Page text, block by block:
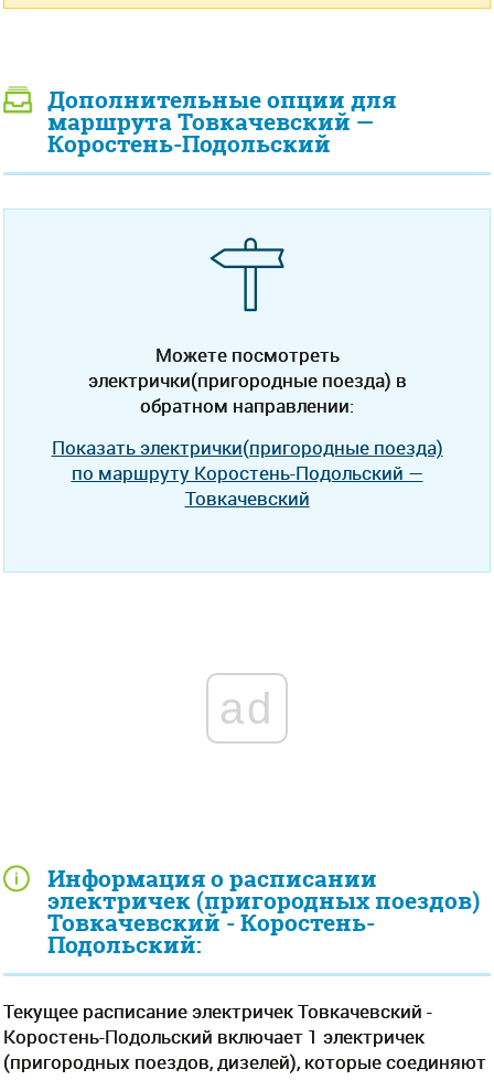
Информация о расписании
электричек (пригородных поездов)
Товкачевский - Коростень-
Подольский:
Текущее расписание электричек Товкачевский -
Коростень-Подольский включает 1 электричек
(пригородных поездов, дизелей), которые соединяют
Дополнительные опции для
маршрута Товкачевский —
Коростень-Подольский
Можете посмотреть
электрички(пригородные поезда) в
обратном направлении:
Показать электрички(пригородные поезда)
по маршруту Коростень-Подольский —
Товкачевский
ad